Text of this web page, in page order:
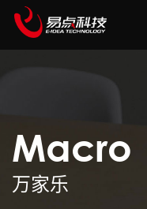
Macro
万家乐